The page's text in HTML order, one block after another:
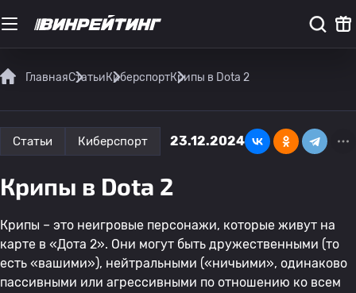
ГлавнаяСтатьиКиберспортКрипы в Dota 2
Статьи Киберспорт 23.12.2024
Крипы в Dota 2
Крипы – это неигровые персонажи, которые живут на
карте в «Дота 2». Они могут быть дружественными (то
есть «вашими»), нейтральными («ничьими», одинаково
пассивными или агрессивными по отношению ко всем